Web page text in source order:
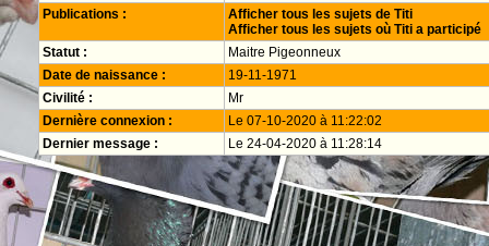
Publications :
Afficher tous les sujets de Titi
Afficher tous les sujets où Titi a participé
Statut :
Maitre Pigeonneux
Date de naissance :
19-11-1971
Civilité :
Mr
Dernière connexion :
Le 07-10-2020 à 11:22:02
Dernier message :
Le 24-04-2020 à 11:28:14